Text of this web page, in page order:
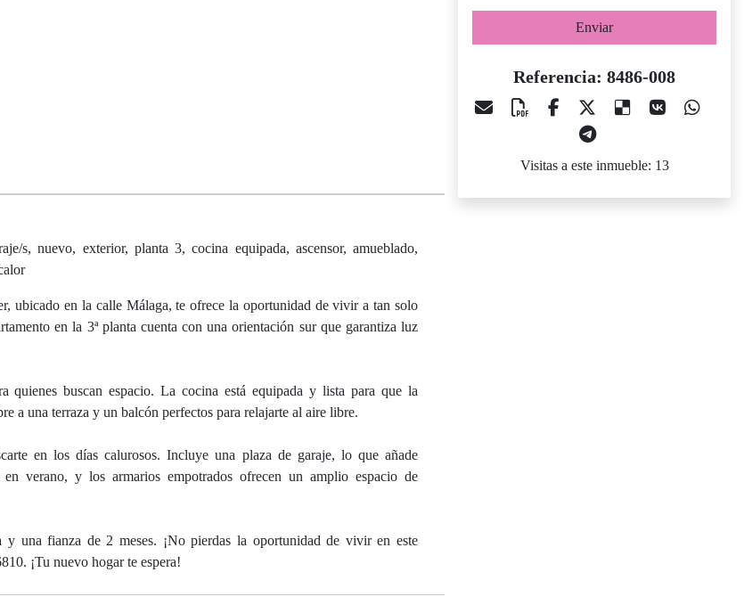
s, nuevo, exterior, planta 3, cocina equipada, ascensor, amueblado,
ubicado en la calle Málaga, te ofrece la oportunidad de vivir a tan solo
en la 3ª planta cuenta con una orientación sur que garantiza luz
buscan espacio. La cocina está equipada y lista para que la
a una terraza y un balcón perfectos para relajarte al aire libre.
en los días calurosos. Incluye una plaza de garaje, lo que añade
verano, y los armarios empotrados ofrecen un amplio espacio de
una fianza de 2 meses. ¡No pierdas la oportunidad de vivir en este
¡Tu nuevo hogar te espera!
Enviar
Referencia: 8486-008
Visitas a este inmueble: 13